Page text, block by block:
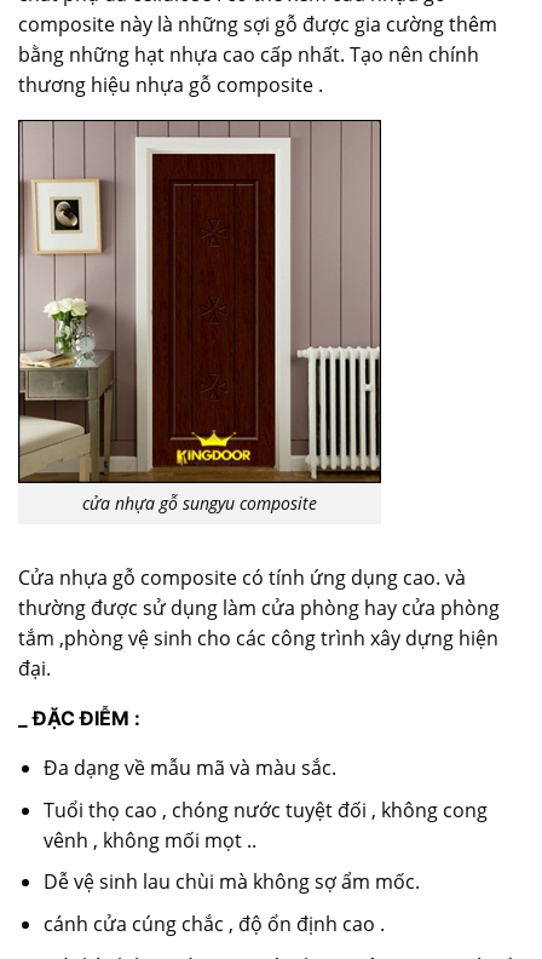
composite này là những sợi gỗ được gia cường thêm
bằng những hạt nhựa cao cấp nhất. Tạo nên chính
thương hiệu nhựa gỗ composite .
cửa nhựa gỗ sungyu composite
Cửa nhựa gỗ composite có tính ứng dụng cao. và
thường được sử dụng làm cửa phòng hay cửa phòng
tắm ,phòng vệ sinh cho các công trình xây dựng hiện
đại.
_ ĐẶC ĐIỄM :
Đa dạng về mẫu mã và màu sắc.
Tuổi thọ cao , chóng nước tuyệt đối , không cong
vênh , không mối mọt ..
Dễ vệ sinh lau chùi mà không sợ ẩm mốc.
cánh cửa cúng chắc , độ ổn định cao .